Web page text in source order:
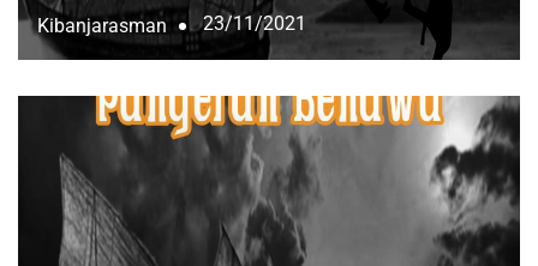
Kibanjarasman 23/11/2021